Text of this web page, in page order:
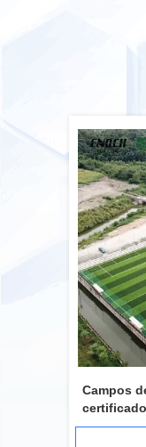
Campos